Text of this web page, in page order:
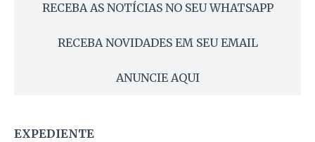
RECEBA AS NOTÍCIAS NO SEU WHATSAPP
RECEBA NOVIDADES EM SEU EMAIL
ANUNCIE AQUI
EXPEDIENTE